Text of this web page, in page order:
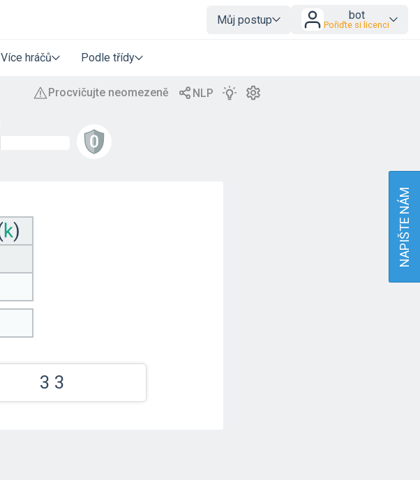
Můj postup bot
Pořiďte si licenci
Více hráčů Podle třídy
3 3
NAPIŠTE NÁM